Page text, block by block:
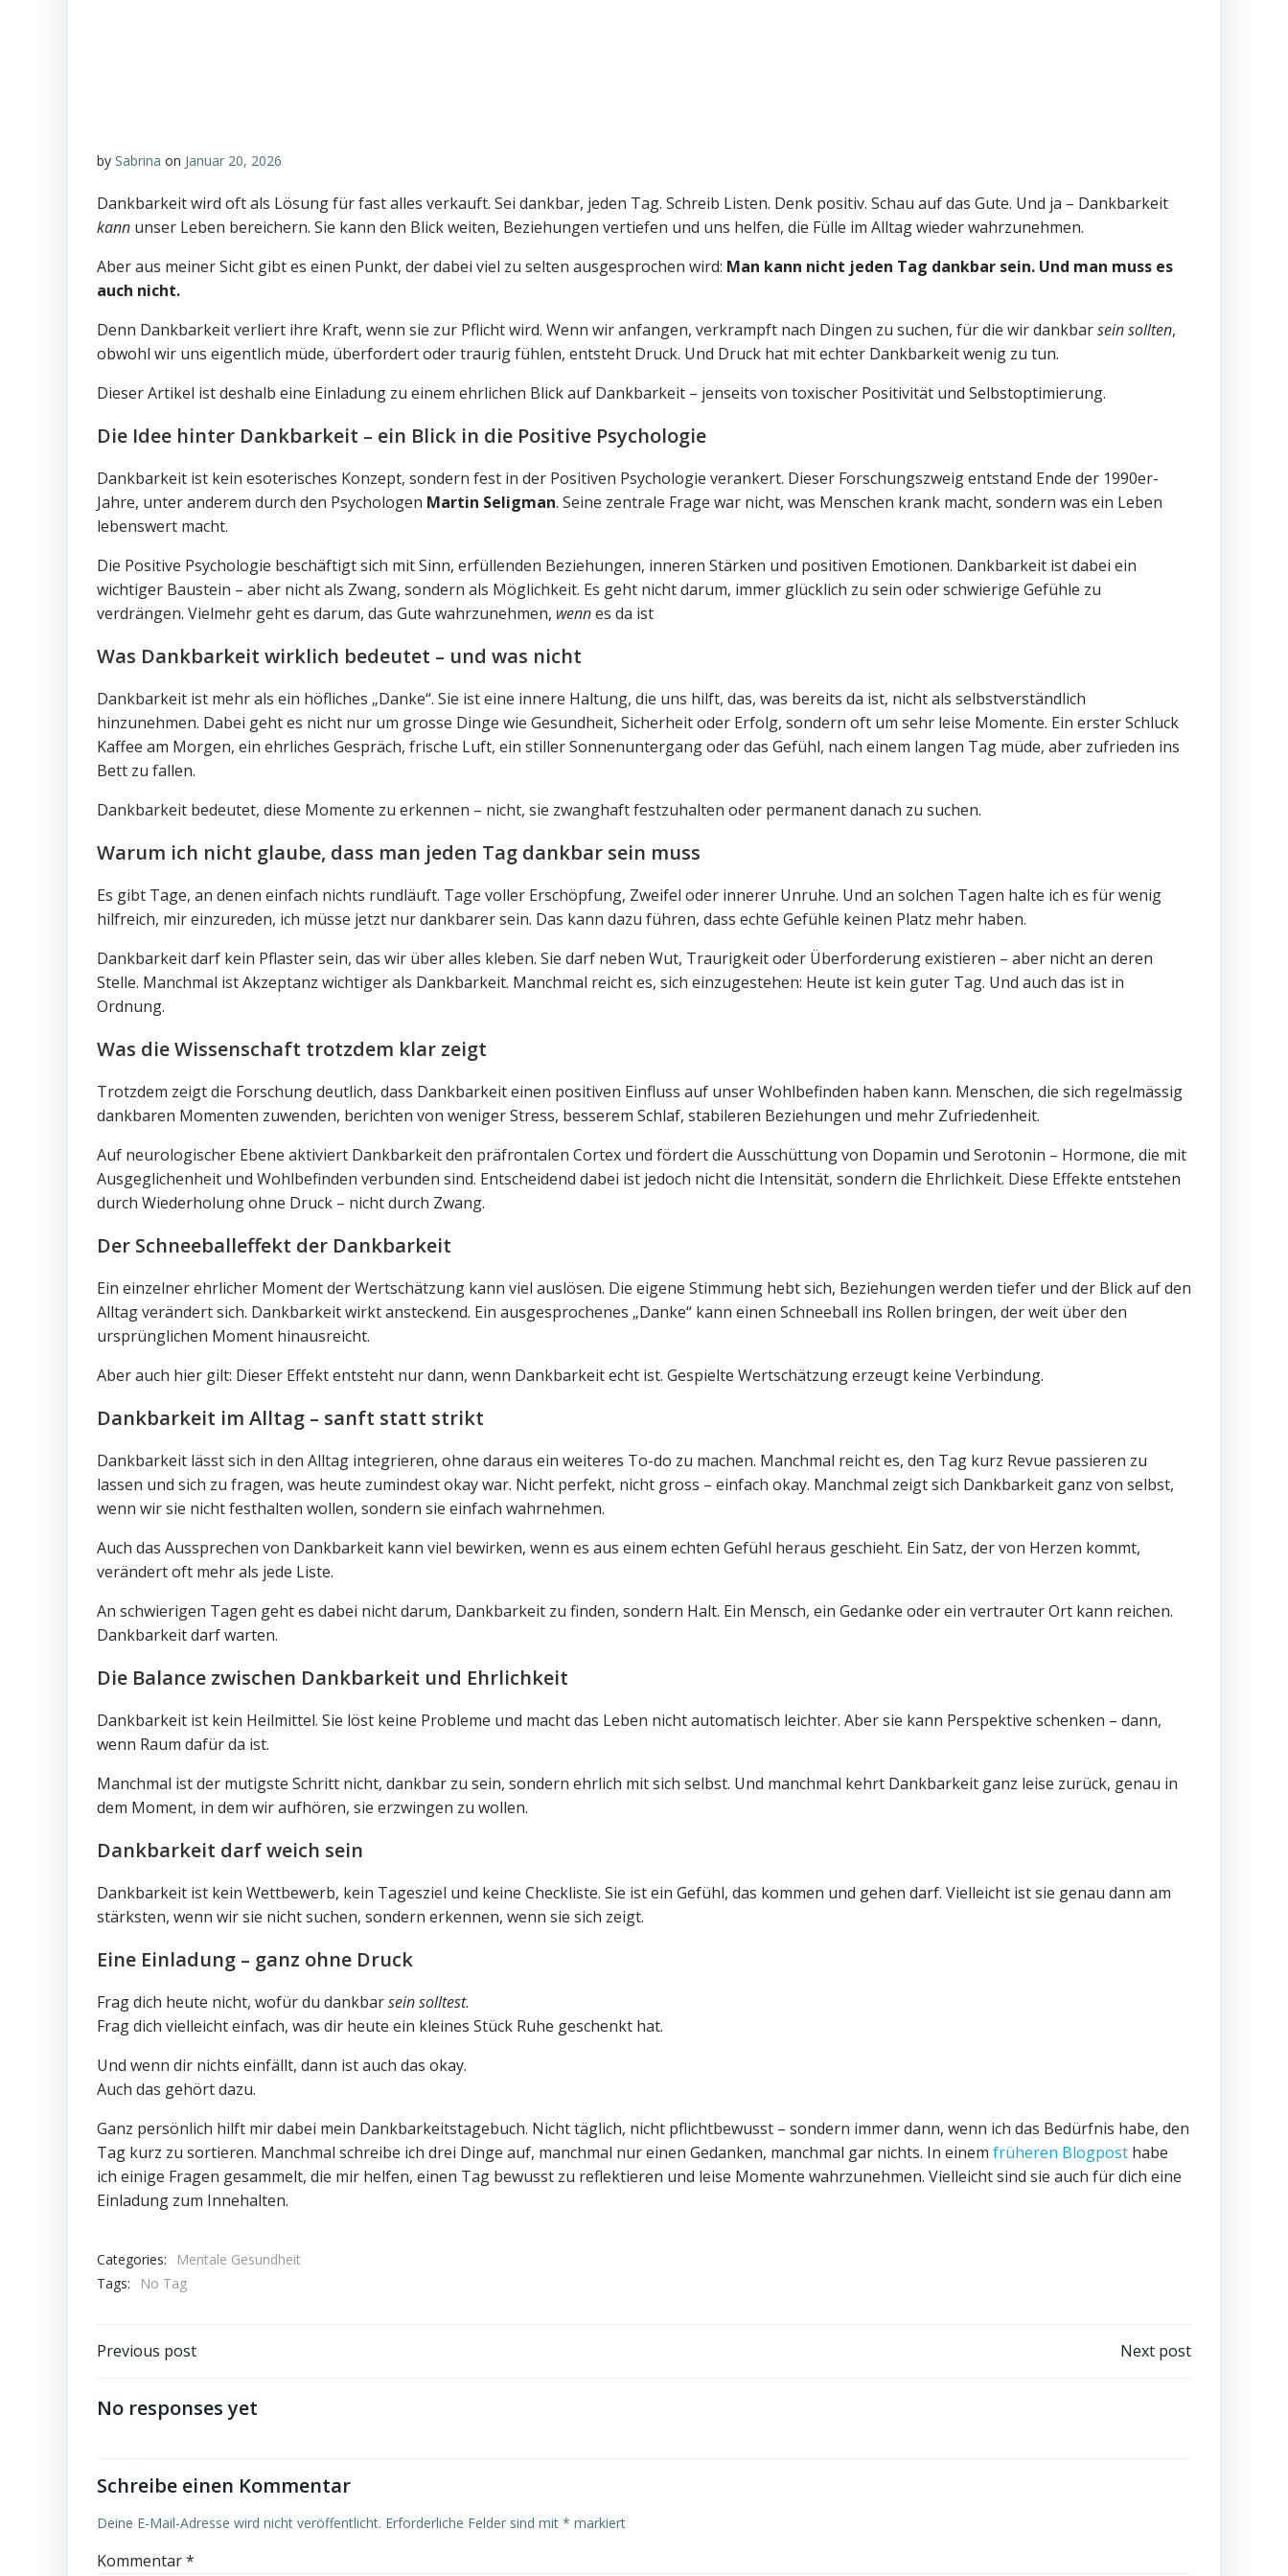
by Sabrina on Januar 20, 2026
Dankbarkeit wird oft als Lösung für fast alles verkauft. Sei dankbar, jeden Tag. Schreib Listen. Denk positiv. Schau auf das Gute. Und ja – Dankbarkeit
kann unser Leben bereichern. Sie kann den Blick weiten, Beziehungen vertiefen und uns helfen, die Fülle im Alltag wieder wahrzunehmen.
Aber aus meiner Sicht gibt es einen Punkt, der dabei viel zu selten ausgesprochen wird: Man kann nicht jeden Tag dankbar sein. Und man muss es
auch nicht.
Denn Dankbarkeit verliert ihre Kraft, wenn sie zur Pflicht wird. Wenn wir anfangen, verkrampft nach Dingen zu suchen, für die wir dankbarsein sollten,
obwohl wir uns eigentlich müde, überfordert oder traurig fühlen, entsteht Druck. Und Druck hat mit echter Dankbarkeit wenig zu tun.
Dieser Artikel ist deshalb eine Einladung zu einem ehrlichen Blick auf Dankbarkeit – jenseits von toxischer Positivität und Selbstoptimierung.
Die Idee hinter Dankbarkeit – ein Blick in die Positive Psychologie
Dankbarkeit ist kein esoterisches Konzept, sondern fest in der Positiven Psychologie verankert. Dieser Forschungszweig entstand Ende der 1990er-
Jahre, unter anderem durch den Psychologen Martin Seligman. Seine zentrale Frage war nicht, was Menschen krank macht, sondern was ein Leben
lebenswert macht.
Die Positive Psychologie beschäftigt sich mit Sinn, erfüllenden Beziehungen, inneren Stärken und positiven Emotionen. Dankbarkeit ist dabei ein
wichtiger Baustein – aber nicht als Zwang, sondern als Möglichkeit. Es geht nicht darum, immer glücklich zu sein oder schwierige Gefühle zu
verdrängen. Vielmehr geht es darum, das Gute wahrzunehmen, wennes da ist
Was Dankbarkeit wirklich bedeutet – und was nicht
Dankbarkeit ist mehr als ein höfliches „Danke“. Sie ist eine innere Haltung, die uns hilft, das, was bereits da ist, nicht als selbstverständlich
hinzunehmen. Dabei geht es nicht nur um grosse Dinge wie Gesundheit, Sicherheit oder Erfolg, sondern oft um sehr leise Momente. Ein erster Schluck
Kaffee am Morgen, ein ehrliches Gespräch, frische Luft, ein stiller Sonnenuntergang oder das Gefühl, nach einem langen Tag müde, aber zufrieden ins
Bett zu fallen.
Dankbarkeit bedeutet, diese Momente zu erkennen – nicht, sie zwanghaft festzuhalten oder permanent danach zu suchen.
Warum ich nicht glaube, dass man jeden Tag dankbar sein muss
Es gibt Tage, an denen einfach nichts rundläuft. Tage voller Erschöpfung, Zweifel oder innerer Unruhe. Und an solchen Tagen halte ich es für wenig
hilfreich, mir einzureden, ich müsse jetzt nur dankbarer sein. Das kann dazu führen, dass echte Gefühle keinen Platz mehr haben.
Dankbarkeit darf kein Pflaster sein, das wir über alles kleben. Sie darf neben Wut, Traurigkeit oder Überforderung existieren – aber nicht an deren
Stelle. Manchmal ist Akzeptanz wichtiger als Dankbarkeit. Manchmal reicht es, sich einzugestehen: Heute ist kein guter Tag. Und auch das ist in
Ordnung.
Was die Wissenschaft trotzdem klar zeigt
Trotzdem zeigt die Forschung deutlich, dass Dankbarkeit einen positiven Einfluss auf unser Wohlbefinden haben kann. Menschen, die sich regelmässig
dankbaren Momenten zuwenden, berichten von weniger Stress, besserem Schlaf, stabileren Beziehungen und mehr Zufriedenheit.
Auf neurologischer Ebene aktiviert Dankbarkeit den präfrontalen Cortex und fördert die Ausschüttung von Dopamin und Serotonin – Hormone, die mit
Ausgeglichenheit und Wohlbefinden verbunden sind. Entscheidend dabei ist jedoch nicht die Intensität, sondern die Ehrlichkeit. Diese Effekte entstehen
durch Wiederholung ohne Druck – nicht durch Zwang.
Der Schneeballeffekt der Dankbarkeit
Ein einzelner ehrlicher Moment der Wertschätzung kann viel auslösen. Die eigene Stimmung hebt sich, Beziehungen werden tiefer und der Blick auf den
Alltag verändert sich. Dankbarkeit wirkt ansteckend. Ein ausgesprochenes „Danke“ kann einen Schneeball ins Rollen bringen, der weit über den
ursprünglichen Moment hinausreicht.
Aber auch hier gilt: Dieser Effekt entsteht nur dann, wenn Dankbarkeit echt ist. Gespielte Wertschätzung erzeugt keine Verbindung.
Dankbarkeit im Alltag – sanft statt strikt
Dankbarkeit lässt sich in den Alltag integrieren, ohne daraus ein weiteres To-do zu machen. Manchmal reicht es, den Tag kurz Revue passieren zu
lassen und sich zu fragen, was heute zumindest okay war. Nicht perfekt, nicht gross – einfach okay. Manchmal zeigt sich Dankbarkeit ganz von selbst,
wenn wir sie nicht festhalten wollen, sondern sie einfach wahrnehmen.
Auch das Aussprechen von Dankbarkeit kann viel bewirken, wenn es aus einem echten Gefühl heraus geschieht. Ein Satz, der von Herzen kommt,
verändert oft mehr als jede Liste.
An schwierigen Tagen geht es dabei nicht darum, Dankbarkeit zu finden, sondern Halt. Ein Mensch, ein Gedanke oder ein vertrauter Ort kann reichen.
Dankbarkeit darf warten.
Die Balance zwischen Dankbarkeit und Ehrlichkeit
Dankbarkeit ist kein Heilmittel. Sie löst keine Probleme und macht das Leben nicht automatisch leichter. Aber sie kann Perspektive schenken – dann,
wenn Raum dafür da ist.
Manchmal ist der mutigste Schritt nicht, dankbar zu sein, sondern ehrlich mit sich selbst. Und manchmal kehrt Dankbarkeit ganz leise zurück, genau in
dem Moment, in dem wir aufhören, sie erzwingen zu wollen.
Dankbarkeit darf weich sein
Dankbarkeit ist kein Wettbewerb, kein Tagesziel und keine Checkliste. Sie ist ein Gefühl, das kommen und gehen darf. Vielleicht ist sie genau dann am
stärksten, wenn wir sie nicht suchen, sondern erkennen, wenn sie sich zeigt.
Eine Einladung – ganz ohne Druck
Frag dich heute nicht, wofür du dankbarsein solltest.
Frag dich vielleicht einfach, was dir heute ein kleines Stück Ruhe geschenkt hat.
Und wenn dir nichts einfällt, dann ist auch das okay.
Auch das gehört dazu.
Ganz persönlich hilft mir dabei mein Dankbarkeitstagebuch. Nicht täglich, nicht pflichtbewusst – sondern immer dann, wenn ich das Bedürfnis habe, den
Tag kurz zu sortieren. Manchmal schreibe ich drei Dinge auf, manchmal nur einen Gedanken, manchmal gar nichts. In einem früheren Blogpost habe
ich einige Fragen gesammelt, die mir helfen, einen Tag bewusst zu reflektieren und leise Momente wahrzunehmen. Vielleicht sind sie auch für dich eine
Einladung zum Innehalten.
Categories:
Mentale Gesundheit
Tags:
No Tag
Post
navigation
Previous post Next post
No responses yet
Schreibe einen Kommentar
Deine E-Mail-Adresse wird nicht veröffentlicht. Erforderliche Felder sind mit * markiert
Kommentar*